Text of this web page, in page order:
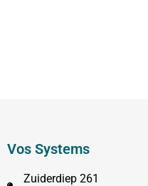
Vos Systems
Zuiderdiep 261